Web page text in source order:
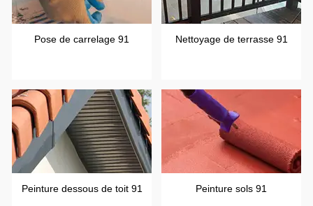
Pose de carrelage 91 Nettoyage de terrasse 91
Peinture dessous de toit 91 Peinture sols 91